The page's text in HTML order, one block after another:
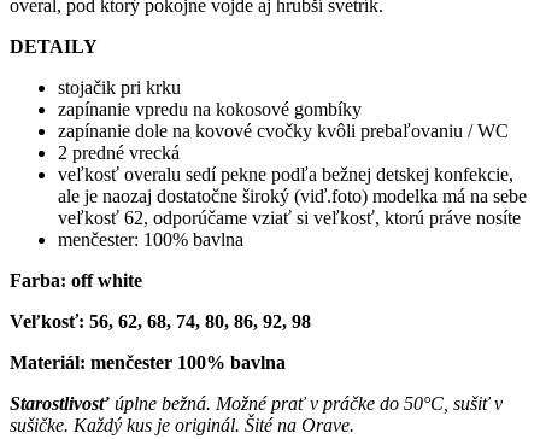
overal, pod ktorý pokojne vojde aj hrubší svetrík.
DETAILY
stojačik pri krku
zapínanie vpredu na kokosové gombíky
zapínanie dole na kovové cvočky kvôli prebaľovaniu / WC
2 predné vrecká
veľkosť overalu sedí pekne podľa bežnej detskej konfekcie,
ale je naozaj dostatočne široký (viď.foto) modelka má na sebe
veľkosť 62, odporúčame vziať si veľkosť, ktorú práve nosíte
menčester: 100% bavlna
Farba: off white
Veľkosť: 56, 62, 68, 74, 80, 86, 92, 98
Materiál: menčester 100% bavlna
Starostlivosť úplne bežná. Možné prať v práčke do 50°C, sušiť v
sušičke. Každý kus je originál. Šité na Orave.